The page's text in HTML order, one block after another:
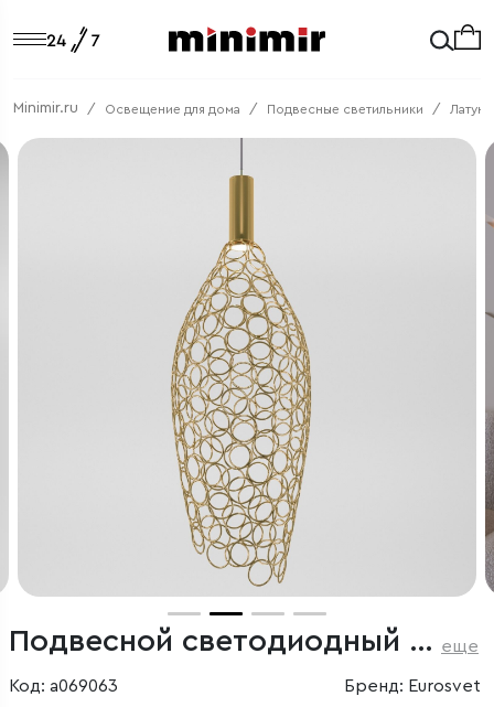
Minimir.ru Освещение для дома Подвесные светильники
Подвесной светодиодный светильник с металлическим плафоном еще
Код: a069063 Бренд: Eurosvet